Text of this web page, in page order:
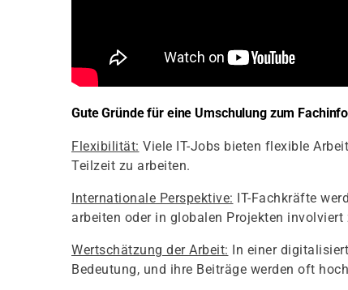
Gute Gründe für eine Umschulung zum
Flexibilität: Viele IT-Jobs bieten flexible
Teilzeit zu arbeiten.
Internationale Perspektive: IT-Fachkräfte
arbeiten oder in globalen Projekten involviert
Wertschätzung der Arbeit: In einer
Bedeutung, und ihre Beiträge werden oft